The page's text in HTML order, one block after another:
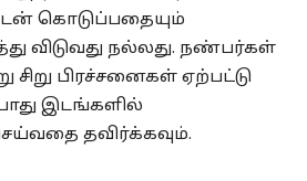
கொடுப்பதையும்
விடுவது நல்லது. நண்பர்கள்
சிறு பிரச்சனைகள் ஏற்பட்டு
இடங்களில்
தவிர்க்கவும்.